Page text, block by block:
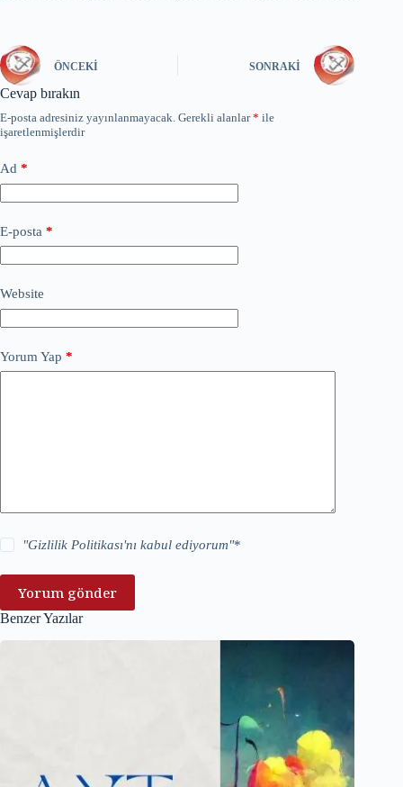
ÖNCEKI SONRAKI
Cevap bırakın
E-posta adresiniz yayınlanmayacak. Gerekli alanlar* ile
işaretlenmişlerdir
Ad *
E-posta *
Website
Yorum Yap *
"Gizlilik Politikası'nı kabul ediyorum"*
Yorum gönder
Benzer Yazılar